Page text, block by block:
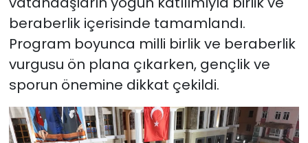
beraberlik içerisinde tamamlandı.
Program boyunca milli birlik ve beraberlik
vurgusu ön plana çıkarken, gençlik ve
sporun önemine dikkat çekildi.